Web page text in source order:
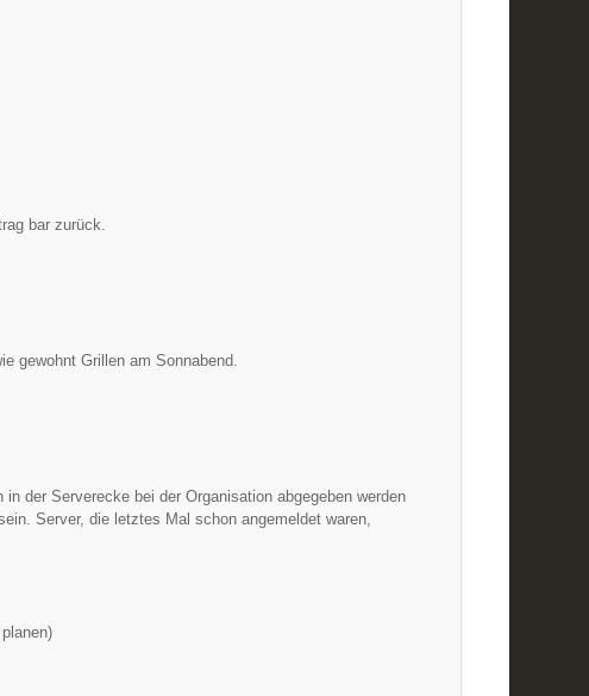
bar zurück.
gewohnt Grillen am Sonnabend.
der Serverecke bei der Organisation abgegeben werden
Server, die letztes Mal schon angemeldet waren,